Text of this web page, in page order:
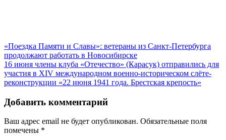
«Поездка Памяти и Славы»: ветераны из Санкт-Петербурга
продолжают работать в Новосибирске
16 июня члены клуба «Отечество» (Карасук) отправились для
участия в XIV международном военно-историческом слёте-
реконструкции «22 июня 1941 года. Брестская крепость»
Добавить комментарий
Ваш адрес email не будет опубликован. Обязательные поля
помечены *